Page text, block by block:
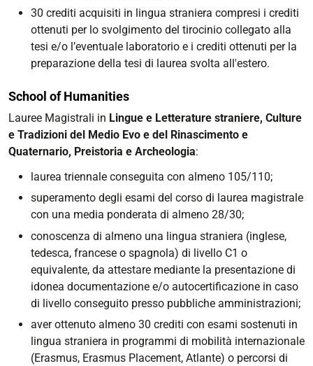
30 crediti acquisiti in lingua straniera compresi i crediti
ottenuti per lo svolgimento del tirocinio collegato alla
tesi e/o l’eventuale laboratorio e i crediti ottenuti per la
preparazione della tesi di laurea svolta all'estero.
School of Humanities
Lauree Magistrali in Lingue e Letterature straniere, Culture
e Tradizioni del Medio Evo e del Rinascimento e
Quaternario, Preistoria e Archeologia:
laurea triennale conseguita con almeno 105/110;
superamento degli esami del corso di laurea magistrale
con una media ponderata di almeno 28/30;
conoscenza di almeno una lingua straniera (inglese,
tedesca, francese o spagnola) di livello C1 o
equivalente, da attestare mediante la presentazione di
idonea documentazione e/o autocertificazione in caso
di livello conseguito presso pubbliche amministrazioni;
aver ottenuto almeno 30 crediti con esami sostenuti in
lingua straniera in programmi di mobilità internazionale
(Erasmus, Erasmus Placement, Atlante) o percorsi di